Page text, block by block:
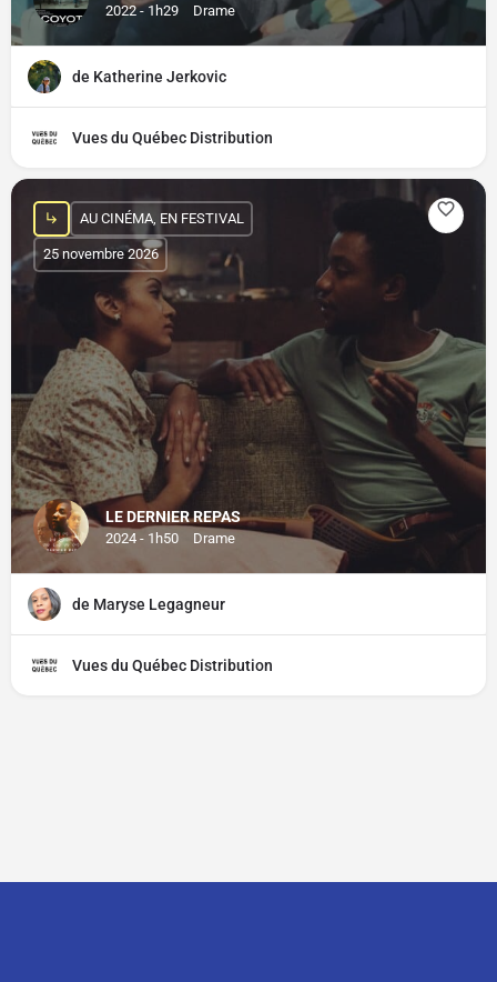
2022 - 1h29 Drame
de Katherine Jerkovic
Vues du Québec Distribution
LE DERNIER REPAS
2024 - 1h50 Drame
AU CINÉMA, EN FESTIVAL
25 novembre 2026
de Maryse Legagneur
Vues du Québec Distribution